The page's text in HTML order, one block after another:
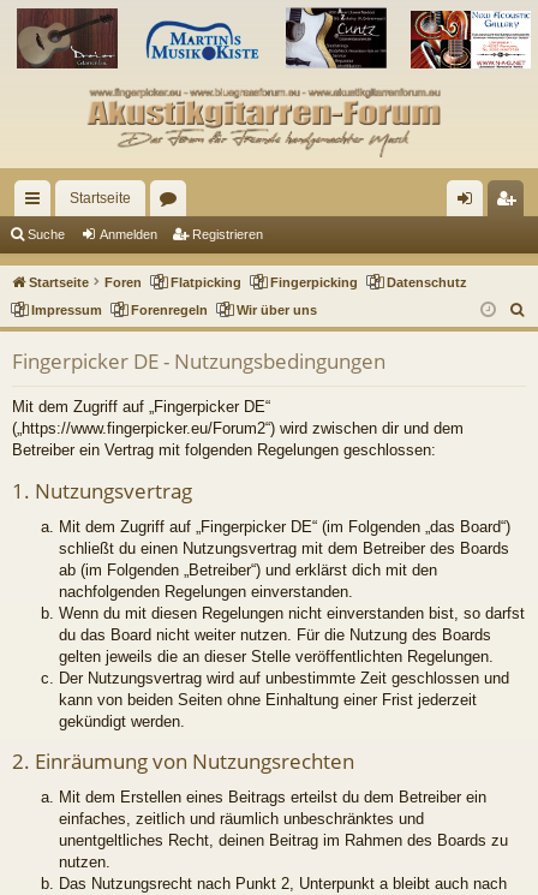
ch
ne
llz
Startseite
en m ist
rie
Suche Anmelden Registrieren
Startseite Foren Flatpicking Fingerpicking
Datenschutz
Impressum
Forenregeln Wir über uns
u
Fingerpicker DE - Nutzungsbedingungen
Mit dem Zugriff auf „Fingerpicker DE“
(„https://www.fingerpicker.eu/Forum2“) wird zwischen dir und dem
Betreiber ein Vertrag mit folgenden Regelungen geschlossen:
1. Nutzungsvertrag
Mit dem Zugriff auf „Fingerpicker DE“ (im Folgenden „das Board“)
schließt du einen Nutzungsvertrag mit dem Betreiber des Boards
ab (im Folgenden „Betreiber“) und erklärst dich mit den
nachfolgenden Regelungen einverstanden.
Wenn du mit diesen Regelungen nicht einverstanden bist, so darfst
du das Board nicht weiter nutzen. Für die Nutzung des Boards
gelten jeweils die an dieser Stelle veröffentlichten Regelungen.
Der Nutzungsvertrag wird auf unbestimmte Zeit geschlossen und
kann von beiden Seiten ohne Einhaltung einer Frist jederzeit
gekündigt werden.
2. Einräumung von Nutzungsrechten
Mit dem Erstellen eines Beitrags erteilst du dem Betreiber ein
einfaches, zeitlich und räumlich unbeschränktes und
unentgeltliches Recht, deinen Beitrag im Rahmen des Boards zu
nutzen.
Das Nutzungsrecht nach Punkt 2, Unterpunkt a bleibt auch nach